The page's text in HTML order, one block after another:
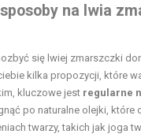
na lwia
się lwiej zmarszczki
kilka propozycji, które
kluczowe jest regularne
po naturalne olejki, które
twarzy, takich jak joga